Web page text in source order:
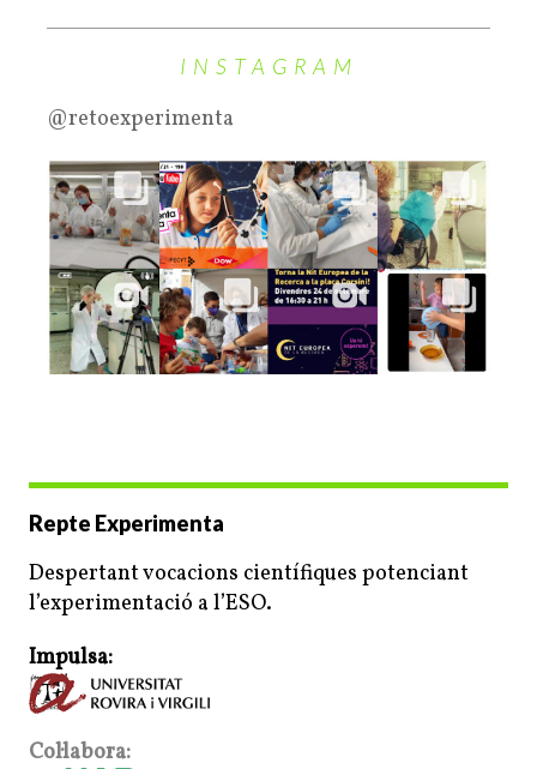
INSTAGRAM
@retoexperimenta
Repte Experimenta
Despertant vocacions científiques potenciant
l’experimentació a l’ESO.
Impulsa:
Col·labora: